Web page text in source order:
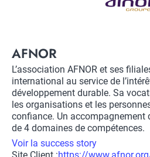
Title
AFNOR
Description
L’association AFNOR et ses
international au service de
développement durable. Sa
les organisations et les
confiance. Un accompagnement
de 4 domaines de compétences.
Voir la success story